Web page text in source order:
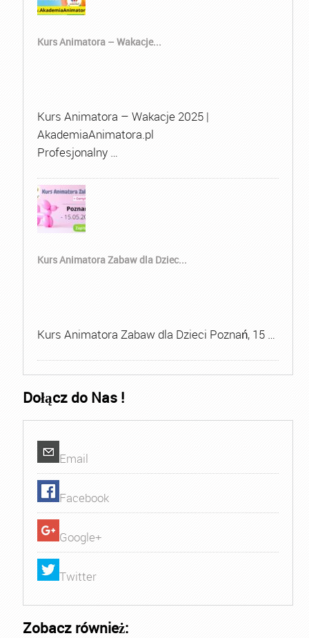
Kurs Animatora – Wakacje...
Kurs Animatora – Wakacje 2025 |
AkademiaAnimatora.pl
Profesjonalny …
Kurs Animatora Zabaw dla Dziec...
Kurs Animatora Zabaw dla Dzieci Poznań, 15 …
Dołącz do Nas !
Email
Facebook
Google+
Twitter
Zobacz również: